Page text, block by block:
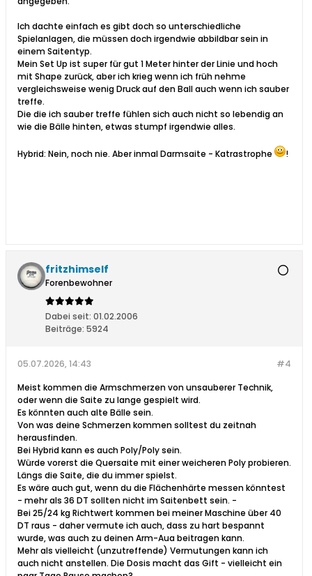
Ich dachte einfach es gibt doch so unterschiedliche
Spielanlagen, die müssen doch irgendwie abbildbar sein in
einem Saitentyp.
Mein Set Up ist super für gut 1 Meter hinter der Linie und hoch
mit Shape zurück, aber ich krieg wenn ich früh nehme
vergleichsweise wenig Druck auf den Ball auch wenn ich sauber
treffe.
Die die ich sauber treffe fühlen sich auch nicht so lebendig an
wie die Bälle hinten, etwas stumpf irgendwie alles.
Hybrid: Nein, noch nie. Aber inmal Darmsaite - Katrastrophe !
fritzhimself
Forenbewohner
Dabei seit: 01.02.2006
Beiträge: 5924
#4
05.07.2026, 14:43
Meist kommen die Armschmerzen von unsauberer Technik,
oder wenn die Saite zu lange gespielt wird.
Es könnten auch alte Bälle sein.
Von was deine Schmerzen kommen solltest du zeitnah
herausfinden.
Bei Hybrid kann es auch Poly/Poly sein.
Würde vorerst die Quersaite mit einer weicheren Poly probieren.
Längs die Saite, die du immer spielst.
Es wäre auch gut, wenn du die Flächenhärte messen könntest
- mehr als 36 DT sollten nicht im Saitenbett sein. -
Bei 25/24 kg Richtwert kommen bei meiner Maschine über 40
DT raus - daher vermute ich auch, dass zu hart bespannt
wurde, was auch zu deinen Arm-Aua beitragen kann.
Mehr als vielleicht (unzutreffende) Vermutungen kann ich
auch nicht anstellen. Die Dosis macht das Gift - vielleicht ein